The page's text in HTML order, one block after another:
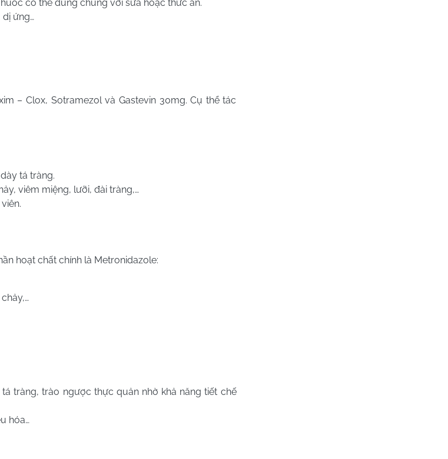
có thể dùng chung với sữa hoặc thức ăn.
ứng…
– Clox, Sotramezol và Gastevin 30mg. Cụ thể tác
tá tràng.
viêm miệng, lưỡi, đài tràng,…
hoạt chất chính là Metronidazole:
tràng, trào ngược thực quản nhờ khả năng tiết chế
hóa…